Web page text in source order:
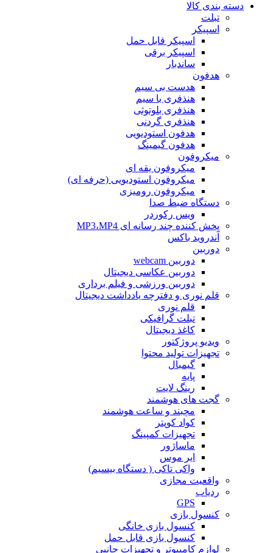
دسته بندی کالا
تبلت
اسپیکر
اسپیکر قابل حمل
اسپیکر برقی
ساندبار
هدفون
هدست بی سیم
هنذفری با سیم
هنذفری بلوتوثی
هنذفری گردنی
هدفون استودیویی
هدفون گیمینگ
میکروفون
میکروفون یقه ای
میکروفون استودیویی (حرفه ای)
میکروفون رومیزی
دستگاه ضبط صدا
ویس رکوردر
پخش کننده چند رسانه ای MP3،MP4
آندروید باکس
دوربین
دوربین webcam
دوربین عکاسی دیجیتال
دوربین‌ ورزشی و فیلم برداری
قلم نوری و دفترچه یادداشت دیجیتال
قلم نوری
تبلت گرافیکی
کاغذ دیجیتال
ویدیو پروژکتور
تجهیزات تولید محتوا
گیمبال
پایه
رینگ لایت
گجت های هوشمند
مچبند و ساعت هوشمند
کواد کوپتر
تجهیزات کمپینگ
ماساژور
ایر موس
واکی تاکی ( دستگاه بیسیم)
واقعیت مجازی
ردیاب
GPS
کنسول بازی
کنسول بازی خانگی
کنسول بازی قابل حمل
لوازم کامپیوتر و تجهیزات جانبی